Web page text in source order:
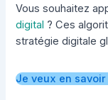
Vous souhaitez
digital ? Ces
stratégie digitale
Je veux en savoir